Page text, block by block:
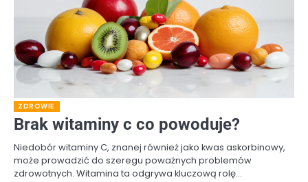
ZDROWIE
Brak witaminy c co powoduje?
Niedobór witaminy C, znanej również jako kwas askorbinowy,
może prowadzić do szeregu poważnych problemów
zdrowotnych. Witamina ta odgrywa kluczową rolę…